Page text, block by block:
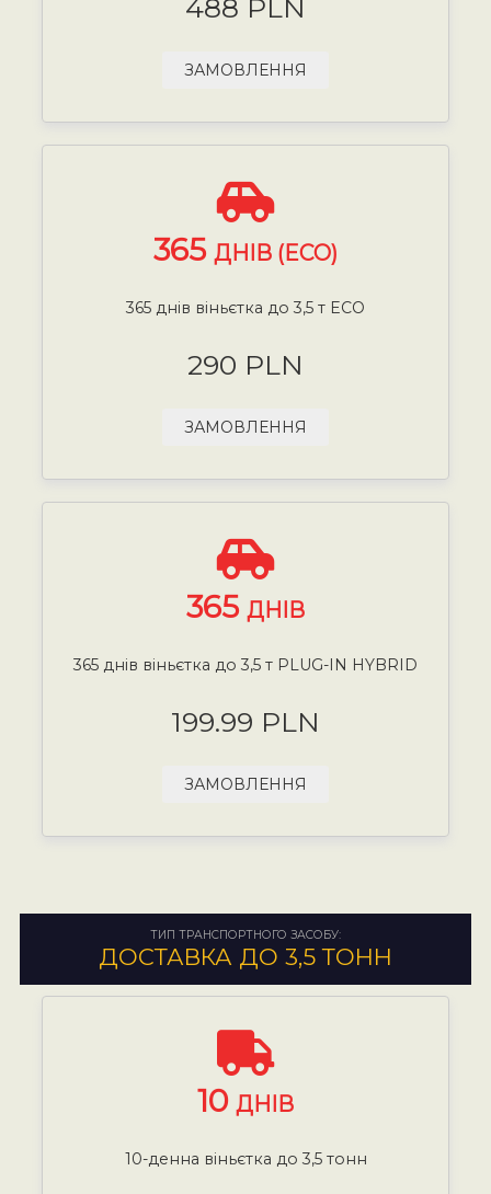
488 PLN
ЗАМОВЛЕННЯ
365 ДНІВ (ECO)
365 днів віньєтка до 3,5 т ECO
290 PLN
ЗАМОВЛЕННЯ
365 ДНІВ
365 днів віньєтка до 3,5 т PLUG-IN HYBRID
199.99 PLN
ЗАМОВЛЕННЯ
ТИП ТРАНСПОРТНОГО ЗАСОБУ:
ДОСТАВКА ДО 3,5 ТОНН
10 ДНІВ
10-денна віньєтка до 3,5 тонн